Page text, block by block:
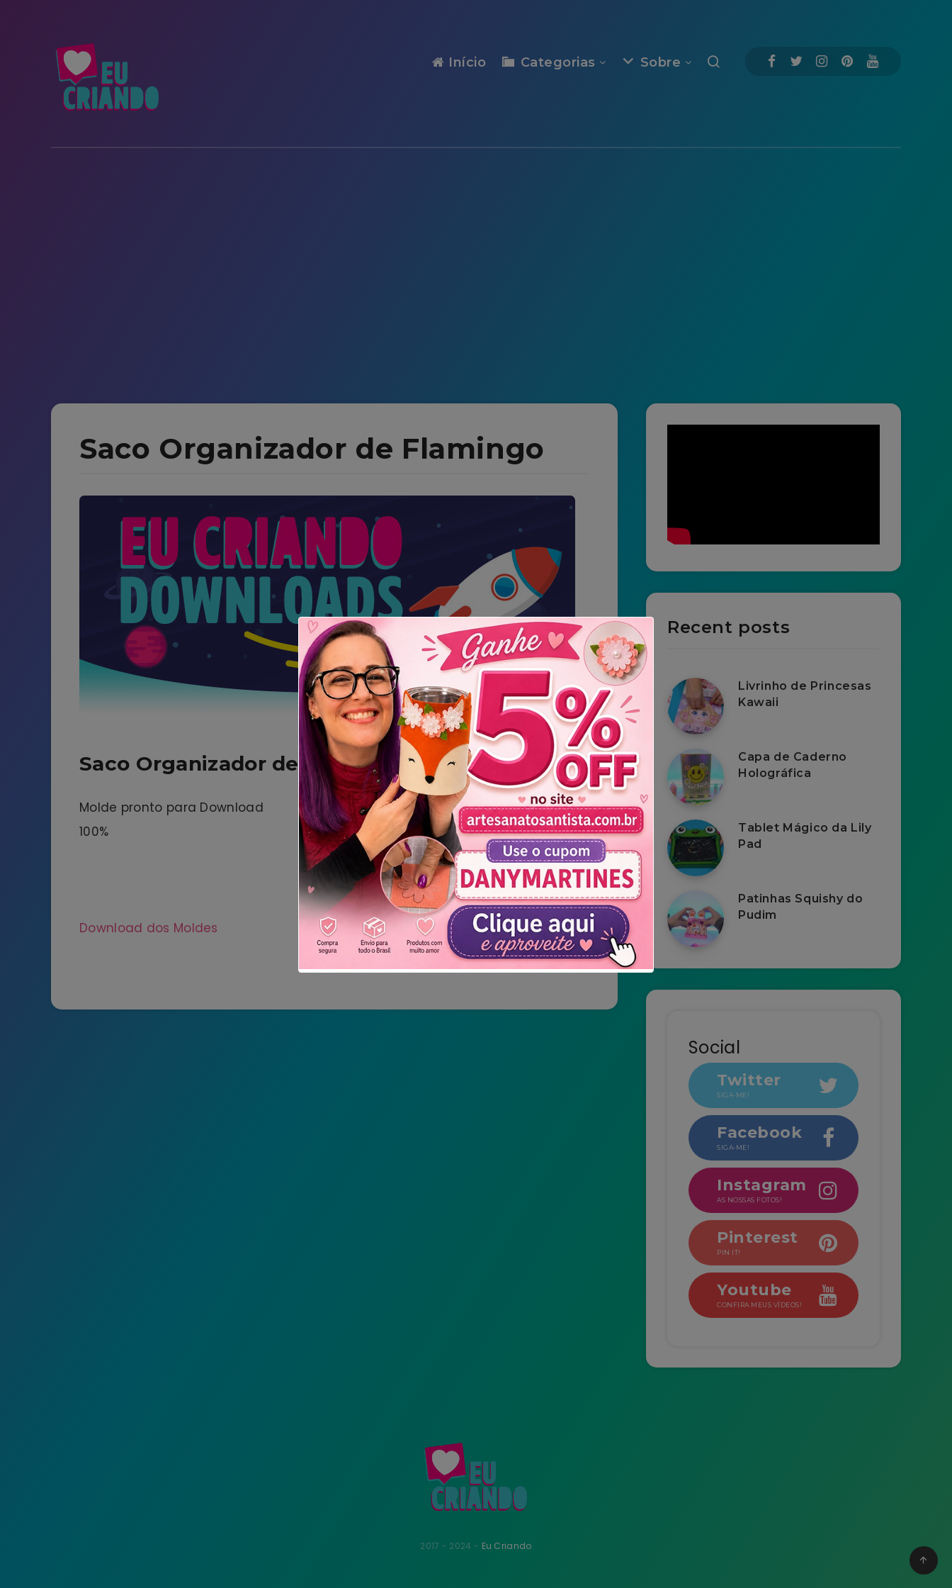
Início Categorias Sobre
Saco Organizador de Flamingo
Saco Organizador de Flamingo
Molde pronto para Download
100%
Download dos Moldes
Recent posts
Livrinho de Princesas
Kawaii
Capa de Caderno
Holográfica
Tablet Mágico da Lily
Pad
Patinhas Squishy do
Pudim
Social
Twitter
SIGA-ME!
Facebook
SIGA-ME!
Instagram
AS NOSSAS FOTOS!
Pinterest
PIN IT!
Youtube
CONFIRA MEUS VÍDEOS!
2017 - 2024 - Eu Criando